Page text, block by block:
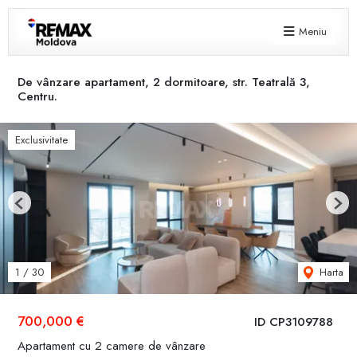
Meniu
De vânzare apartament, 2 dormitoare, str. Teatrală 3,
Centru.
ID CP3109788
700,000 €
Apartament cu 2 camere de vânzare
Exclusivitate
1 / 30 Harta
Previous Next